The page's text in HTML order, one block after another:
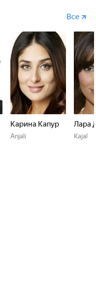
больше? Это будет
тест времени?
немногие
Все
Карина Капур
Anjali
Лара
Kajal